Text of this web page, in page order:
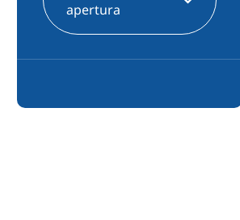
apertura